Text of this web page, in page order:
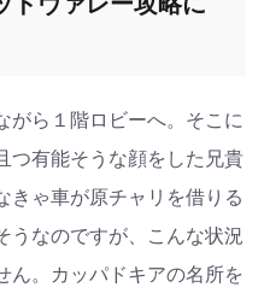
がら１階ロビーへ。そこに
つ有能そうな顔をした兄貴
きゃ車が原チャリを借りる
うなのですが、こんな状況
ん。カッパドキアの名所を